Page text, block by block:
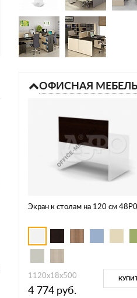
ОФИСНАЯ
Экран к столам на 120 см
1120х18х500
4 774 руб.